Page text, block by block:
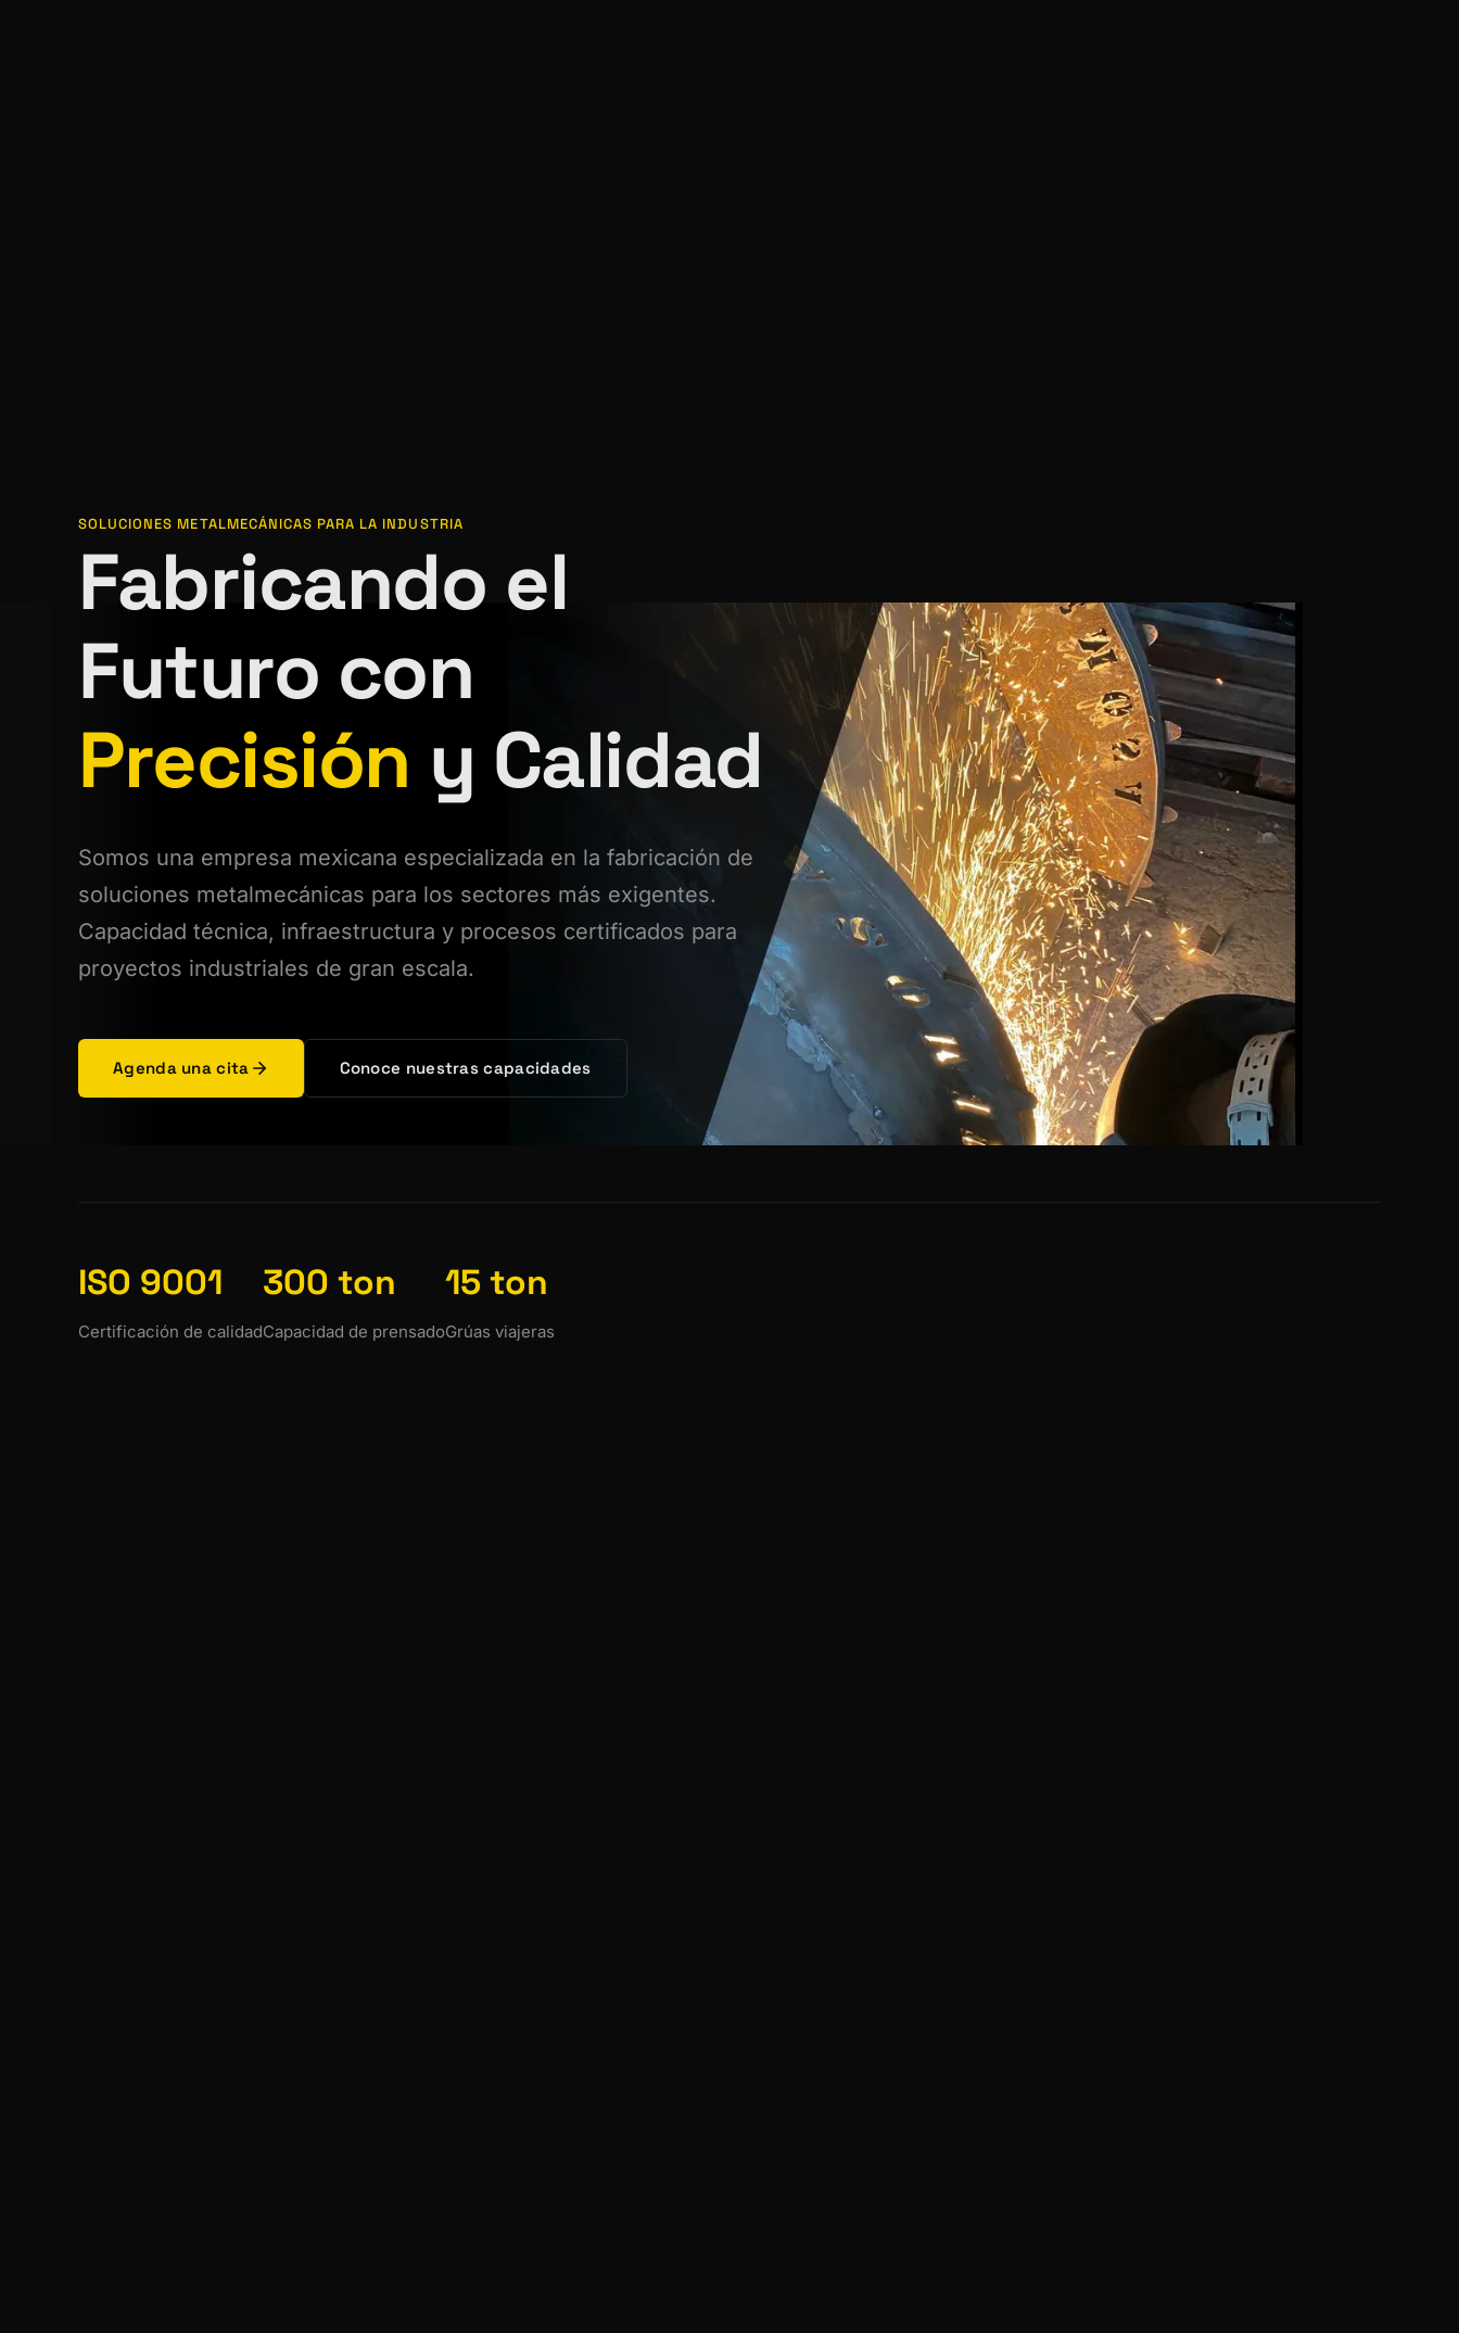
SOLUCIONES METALMECÁNICAS PARA LA INDUSTRIA
Fabricando el
Futuro con
Precisión y Calidad
Somos una empresa mexicana especializada en la fabricación de
soluciones metalmecánicas para los sectores más exigentes.
Capacidad técnica, infraestructura y procesos certificados para
proyectos industriales de gran escala.
Agenda una cita Conoce nuestras capacidades
ISO 9001
Certificación de calidad
300 ton
Capacidad de prensado
15 ton
Grúas viajeras